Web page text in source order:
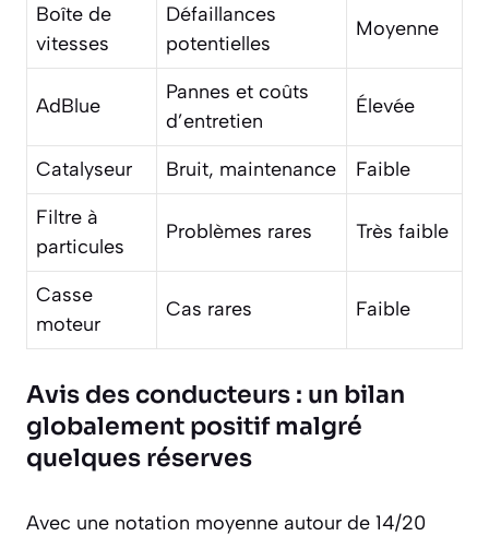
Boîte de
vitesses
Défaillances
potentielles
Moyenne
AdBlue
Pannes et coûts
d’entretien
Élevée
Catalyseur Bruit, maintenance
Faible
Filtre à
particules
Problèmes rares Très faible
Casse
moteur
Cas rares Faible
Avis des conducteurs : un bilan
globalement positif malgré
quelques réserves
Avec une notation moyenne autour de 14/20